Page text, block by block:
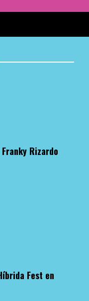
Rizardo
Fest en